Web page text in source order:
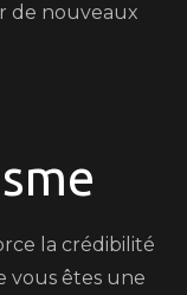
de nouveaux
la crédibilité
vous êtes une